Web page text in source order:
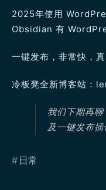
2025年使用
Obsidian 有
一键发布，非常快，真
冷板凳全新博客站：
我们下期再
及一键发布
# 日常